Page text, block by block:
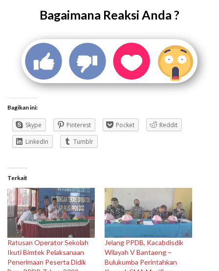
Bagaimana Reaksi Anda ?
Bagikan ini:
Skype Pinterest Pocket
Reddit
LinkedIn
Tumblr
Terkait
Ratusan Operator Sekolah
Ikuti Bimtek Pelaksanaan
Penerimaan Peserta Didik
Jelang PPDB, Kacabdisdik
Wilayah V Bantaeng –
Bulukumba Perintahkan